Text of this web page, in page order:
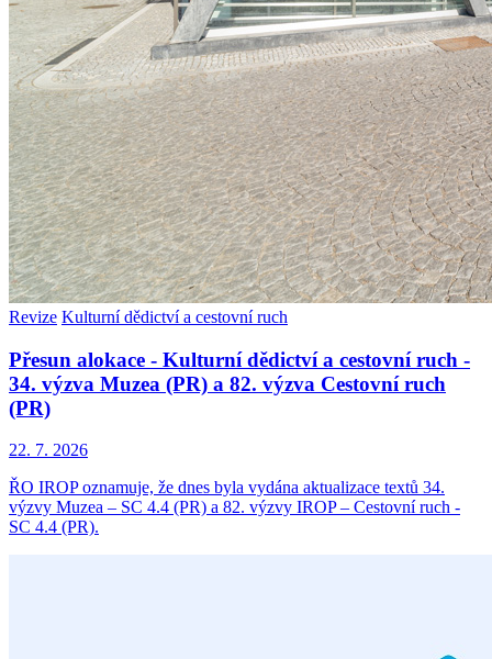
Revize Kulturní dědictví a cestovní ruch
Přesun alokace - Kulturní dědictví a cestovní ruch -
34. výzva Muzea (PR) a 82. výzva Cestovní ruch
(PR)
22. 7. 2026
ŘO IROP oznamuje, že dnes byla vydána aktualizace textů 34.
výzvy Muzea – SC 4.4 (PR) a 82. výzvy IROP – Cestovní ruch -
SC 4.4 (PR).